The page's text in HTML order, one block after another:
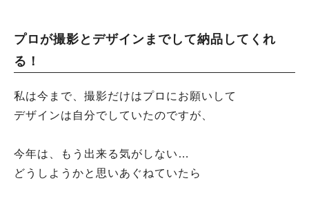
プロが撮影とデザインまでして納品してくれ
る！
私は今まで、撮影だけはプロにお願いして
デザインは自分でしていたのですが、
今年は、もう出来る気がしない…
どうしようかと思いあぐねていたら